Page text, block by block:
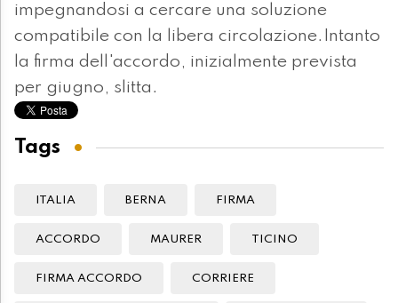
impegnandosi a cercare una soluzione
compatibile con la libera circolazione.Intanto
la firma dell'accordo, inizialmente prevista
per giugno, slitta.
Tags
ITALIA BERNA FIRMA
ACCORDO MAURER TICINO
FIRMA ACCORDO CORRIERE